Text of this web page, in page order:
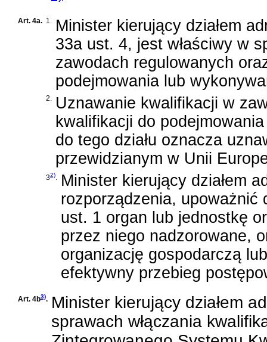
Art. 4a. 1. Minister kierujący działem
33a ust. 4, jest właściwy w
zawodach regulowanych
podejmowania lub
2. Uznawanie kwalifikacji w
kwalifikacji do
do tego działu oznacza
przewidzianym w Unii
32). Minister kierujący działem
rozporządzenia, upoważnić
ust. 1 organ lub jednostkę
przez niego nadzorowane,
organizację gospodarczą
efektywny przebieg
Art. 4b3). Minister kierujący działem
sprawach włączania